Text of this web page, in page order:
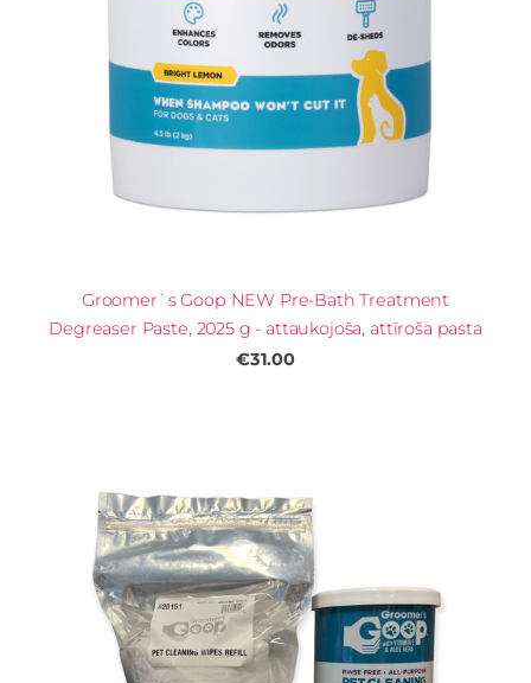
Groomer`s Goop NEW Pre-Bath Treatment
Degreaser Paste, 2025 g - attaukojoša, attīroša pasta
€31.00